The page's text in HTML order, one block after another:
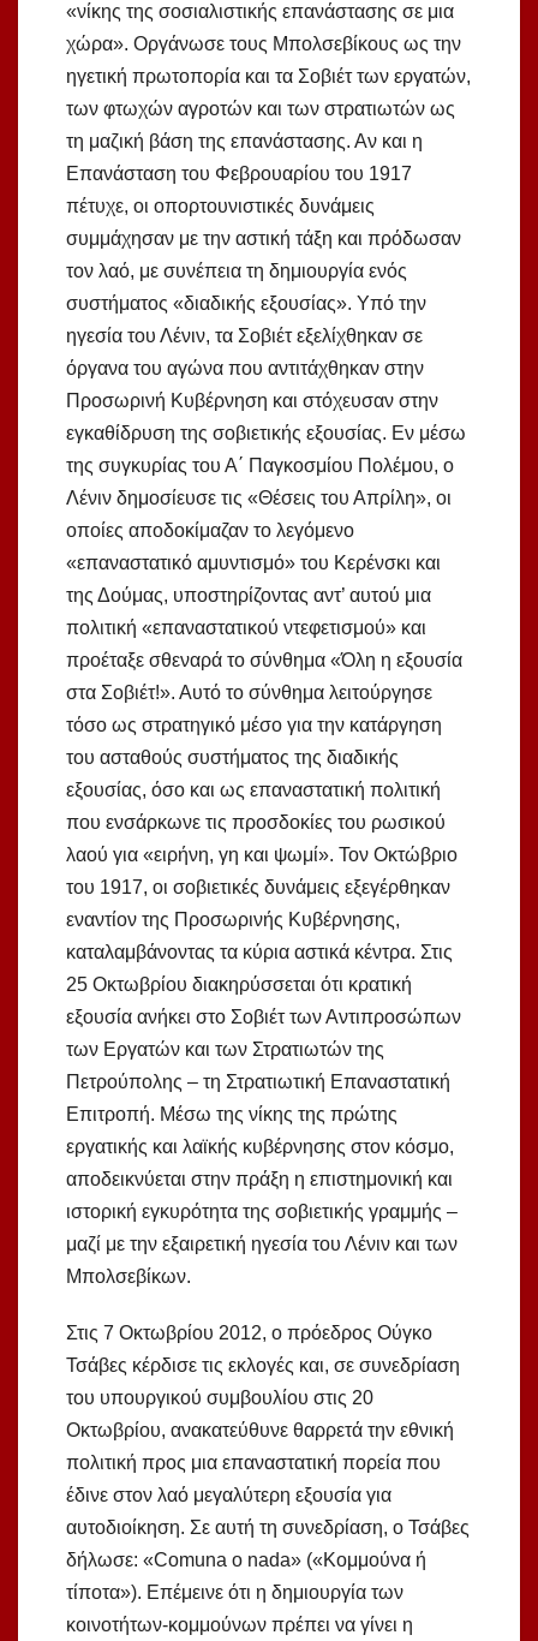
«νίκης της σοσιαλιστικής επανάστασης σε μια
χώρα». Οργάνωσε τους Μπολσεβίκους ως την
ηγετική πρωτοπορία και τα Σοβιέτ των εργατών,
των φτωχών αγροτών και των στρατιωτών ως
τη μαζική βάση της επανάστασης. Αν και η
Επανάσταση του Φεβρουαρίου του 1917
πέτυχε, οι οπορτουνιστικές δυνάμεις
συμμάχησαν με την αστική τάξη και πρόδωσαν
τον λαό, με συνέπεια τη δημιουργία ενός
συστήματος «διαδικής εξουσίας». Υπό την
ηγεσία του Λένιν, τα Σοβιέτ εξελίχθηκαν σε
όργανα του αγώνα που αντιτάχθηκαν στην
Προσωρινή Κυβέρνηση και στόχευσαν στην
εγκαθίδρυση της σοβιετικής εξουσίας. Εν μέσω
της συγκυρίας του Α΄ Παγκοσμίου Πολέμου, ο
Λένιν δημοσίευσε τις «Θέσεις του Απρίλη», οι
οποίες αποδοκίμαζαν το λεγόμενο
«επαναστατικό αμυντισμό» του Κερένσκι και
της Δούμας, υποστηρίζοντας αντ’ αυτού μια
πολιτική «επαναστατικού ντεφετισμού» και
προέταξε σθεναρά το σύνθημα «Όλη η εξουσία
στα Σοβιέτ!». Αυτό το σύνθημα λειτούργησε
τόσο ως στρατηγικό μέσο για την κατάργηση
του ασταθούς συστήματος της διαδικής
εξουσίας, όσο και ως επαναστατική πολιτική
που ενσάρκωνε τις προσδοκίες του ρωσικού
λαού για «ειρήνη, γη και ψωμί». Τον Οκτώβριο
του 1917, οι σοβιετικές δυνάμεις εξεγέρθηκαν
εναντίον της Προσωρινής Κυβέρνησης,
καταλαμβάνοντας τα κύρια αστικά κέντρα. Στις
25 Οκτωβρίου διακηρύσσεται ότι κρατική
εξουσία ανήκει στο Σοβιέτ των Αντιπροσώπων
των Εργατών και των Στρατιωτών της
Πετρούπολης – τη Στρατιωτική Επαναστατική
Επιτροπή. Μέσω της νίκης της πρώτης
εργατικής και λαϊκής κυβέρνησης στον κόσμο,
αποδεικνύεται στην πράξη η επιστημονική και
ιστορική εγκυρότητα της σοβιετικής γραμμής –
μαζί με την εξαιρετική ηγεσία του Λένιν και των
Μπολσεβίκων.
Στις 7 Οκτωβρίου 2012, ο πρόεδρος Ούγκο
Τσάβες κέρδισε τις εκλογές και, σε συνεδρίαση
του υπουργικού συμβουλίου στις 20
Οκτωβρίου, ανακατεύθυνε θαρρετά την εθνική
πολιτική προς μια επαναστατική πορεία που
έδινε στον λαό μεγαλύτερη εξουσία για
αυτοδιοίκηση. Σε αυτή τη συνεδρίαση, ο Τσάβες
δήλωσε: «Comuna o nada» («Κομμούνα ή
τίποτα»). Επέμεινε ότι η δημιουργία των
κοινοτήτων-κομμούνων πρέπει να γίνει η